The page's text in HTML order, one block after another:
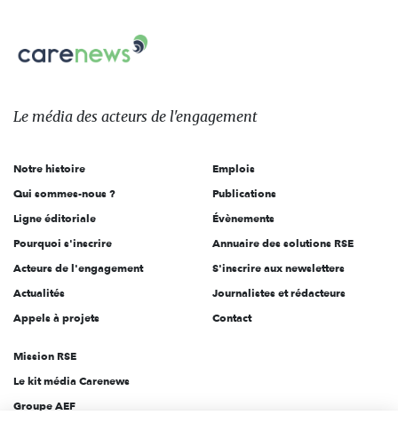
sur:
Carenews,
Le
des
l'engagement
Le média des acteurs de l'engagement
Notre histoire
Qui sommes-nous ?
Ligne éditoriale
Pourquoi s'inscrire
Acteurs de l'engagement
Actualités
Appels à projets
Emplois
Publications
Évènements
Annuaire des solutions RSE
S'inscrire aux newsletters
Journalistes et rédacteurs
Contact
Mission RSE
Le kit média Carenews
Groupe AEF